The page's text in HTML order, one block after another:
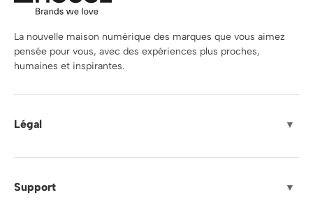
La nouvelle maison numérique des marques que vous aimez
pensée pour vous, avec des expériences plus proches,
humaines et inspirantes.
Légal ▼
Support ▼